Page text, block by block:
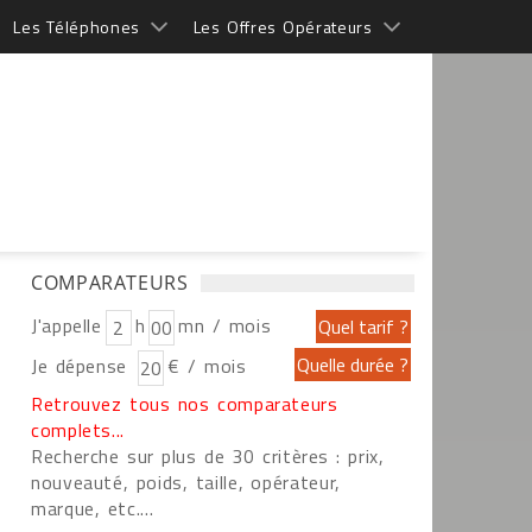
Les Téléphones Les Offres Opérateurs
COMPARATEURS
J'appelle h
mn / mois
Je dépense
€ / mois
Retrouvez tous nos comparateurs
complets...
Recherche sur plus de 30 critères : prix,
nouveauté, poids, taille, opérateur,
marque, etc....